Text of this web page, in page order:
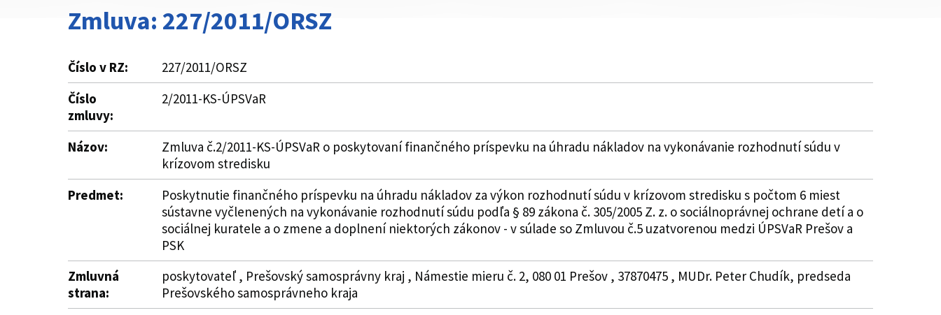
Zmluva: 227/2011/ORSZ
Číslo v RZ:
227/2011/ORSZ
Číslo
zmluvy:
2/2011-KS-ÚPSVaR
Názov:
Zmluva č.2/2011-KS-ÚPSVaR o poskytovaní finančného príspevku na úhradu nákladov na vykonávanie rozhodnutí súdu v
krízovom stredisku
Predmet:
Poskytnutie finančného príspevku na úhradu nákladov za výkon rozhodnutí súdu v krízovom stredisku s počtom 6 miest
sústavne vyčlenených na vykonávanie rozhodnutí súdu podľa § 89 zákona č. 305/2005 Z. z. o sociálnoprávnej ochrane detí a o
sociálnej kuratele a o zmene a doplnení niektorých zákonov - v súlade so Zmluvou č.5 uzatvorenou medzi ÚPSVaR Prešov a
PSK
Zmluvná
strana:
poskytovateľ , Prešovský samosprávny kraj , Námestie mieru č. 2, 080 01 Prešov , 37870475 , MUDr. Peter Chudík, predseda
Prešovského samosprávneho kraja